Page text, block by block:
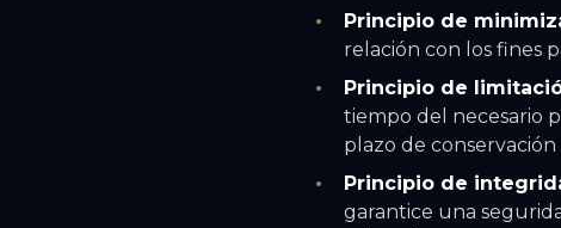
Principio de
relación con los fines
Principio de
tiempo del necesario
plazo de
Principio de
garantice una